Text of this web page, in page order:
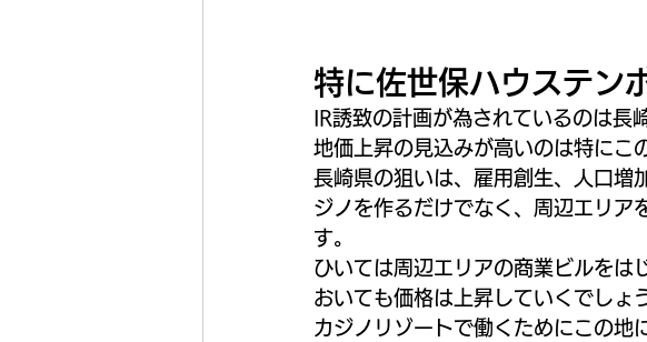
特に佐世保ハウステン
IR誘致の計画が為されているのは長
地価上昇の見込みが高いのは特にこ
長崎県の狙いは、雇用創生、人口増
ジノを作るだけでなく、周辺エリア
す。
ひいては周辺エリアの商業ビルをは
おいても価格は上昇していくでしょ
カジノリゾートで働くためにこの地